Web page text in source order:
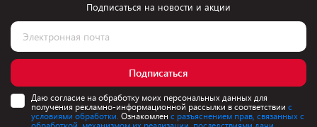
Подписаться на новости и акции
Подписаться
Даю согласие на обработку моих персональных данных для
получения рекламно-информационной рассылки в соответствии с
условиями обработки. Ознакомлен с разъяснением прав, связанных с